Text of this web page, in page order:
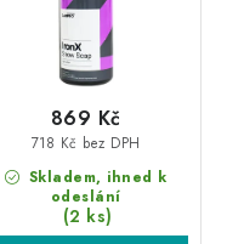
Skladem, ihned k
odeslání
(2 ks)
718 Kč bez DPH
869 Kč